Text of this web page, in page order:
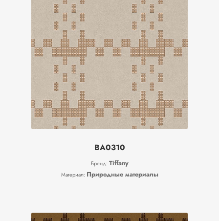
BA0310
Бренд: Tiffany
Материал: Природные материалы